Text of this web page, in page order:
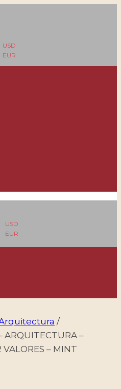
USD
EUR
USD
EUR
/
ARQUITECTURA –
VALORES – MINT